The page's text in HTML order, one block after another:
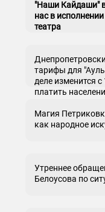
"Наши Кайдаши"
нас в
театра
тарифы для
деле изменится
платить
Магия
как народное
Утреннее
Белоусова по